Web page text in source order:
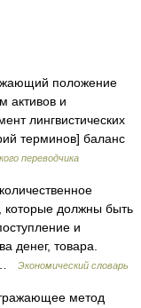
положение
активов и
лингвистических
терминов] баланс
переводчика
которые должны быть
и
денег, товара.
…
Экономический словарь
метод